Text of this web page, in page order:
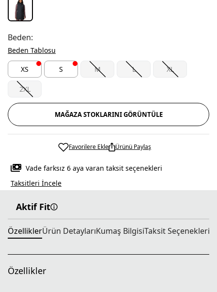
Beden:
Beden Tablosu
XS S M L XL
2XL
MAĞAZA STOKLARINI GÖRÜNTÜLE
Favorilere Ekle Ürünü Paylaş
Vade farksız 6 aya varan taksit seçenekleri
Taksitleri İncele
Aktif Fit
ÖzelliklerÜrün DetaylarıKumaş BilgisiTaksit Seçenekleri
Özellikler